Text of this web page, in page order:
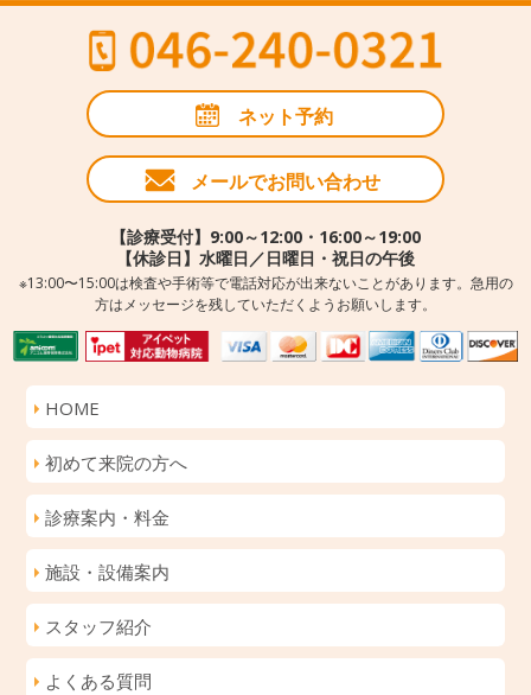
ネット予約
メールでお問い合わせ
【診療受付】9:00～12:00・16:00～19:00
【休診日】水曜日／日曜日・祝日の午後
※13:00〜15:00は検査や手術等で電話対応が出来ないことがあります。急用の
方はメッセージを残していただくようお願いします。
HOME
初めて来院の方へ
診療案内・料金
施設・設備案内
スタッフ紹介
よくある質問